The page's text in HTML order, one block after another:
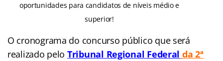
oportunidades para candidatos de níveis médio e
superior!
O cronograma do concurso público que será
realizado pelo Tribunal Regional Federal da 2ª